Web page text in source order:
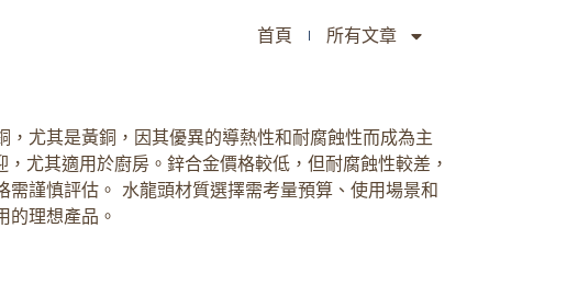
首頁 所有文章
尤其是黃銅，因其優異的導熱性和耐腐蝕性而成為主
尤其適用於廚房。鋅合金價格較低，但耐腐蝕性較差，
謹慎評估。 水龍頭材質選擇需考量預算、使用場景和
的理想產品。